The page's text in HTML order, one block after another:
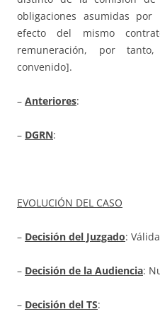
obligaciones asumidas
efecto del mismo
remuneración, por
convenido].
– Anteriores:
– DGRN:
EVOLUCIÓN DEL CASO
– Decisión del Juzgado:
– Decisión de la Audiencia:
– Decisión del TS: